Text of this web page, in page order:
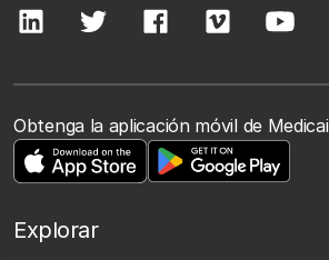
Obtenga la aplicación móvil de Medicai
Explorar